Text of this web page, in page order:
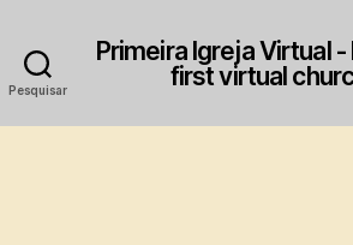
Pesquisar
Primeira Igreja Virtual -
first virtual